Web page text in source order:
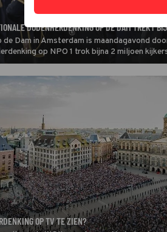
DODENHERDENKING OP DE DAM TREKT
de Dam in Amsterdam is maandagavond
op NPO 1 trok bijna 2 miljoen
OP TV TE ZIEN?